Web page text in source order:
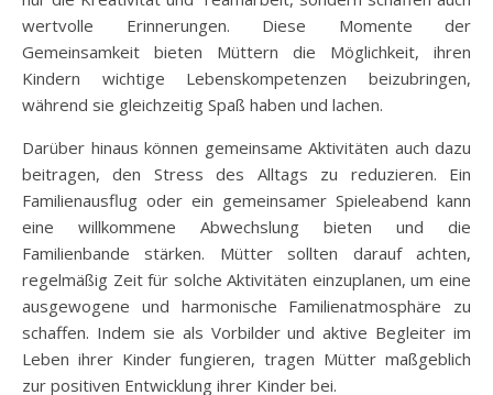
wertvolle Erinnerungen. Diese Momente der
Gemeinsamkeit bieten Müttern die Möglichkeit, ihren
Kindern wichtige Lebenskompetenzen beizubringen,
während sie gleichzeitig Spaß haben und lachen.
Darüber hinaus können gemeinsame Aktivitäten auch dazu
beitragen, den Stress des Alltags zu reduzieren. Ein
Familienausflug oder ein gemeinsamer Spieleabend kann
eine willkommene Abwechslung bieten und die
Familienbande stärken. Mütter sollten darauf achten,
regelmäßig Zeit für solche Aktivitäten einzuplanen, um eine
ausgewogene und harmonische Familienatmosphäre zu
schaffen. Indem sie als Vorbilder und aktive Begleiter im
Leben ihrer Kinder fungieren, tragen Mütter maßgeblich
zur positiven Entwicklung ihrer Kinder bei.